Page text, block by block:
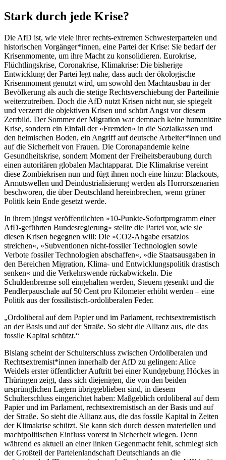
Stark durch jede Krise?
Die AfD ist, wie viele ihrer rechts-extremen Schwesterparteien und
historischen Vorgänger*innen, eine Partei der Krise: Sie bedarf der
Krisenmomente, um ihre Macht zu konsolidieren. Eurokrise,
Flüchtlingskrise, Coronakrise, Klimakrise: Die bisherige
Entwicklung der Partei legt nahe, dass auch der ökologische
Krisenmoment genutzt wird, um sowohl den Machtausbau in der
Bevölkerung als auch die stetige Rechtsverschiebung der Parteilinie
weiterzutreiben. Doch die AfD nutzt Krisen nicht nur, sie spiegelt
und verzerrt die objektiven Krisen und schürt Angst vor diesem
Zerrbild. Der Sommer der Migration war demnach keine humanitäre
Krise, sondern ein Einfall der »Fremden« in die Sozialkassen und
den heimischen Boden, ein Angriff auf deutsche Arbeiter*innen und
auf die Sicherheit von Frauen. Die Coronapandemie keine
Gesundheitskrise, sondern Moment der Freiheitsberaubung durch
einen autoritären globalen Machtapparat. Die Klimakrise vereint
diese Zombiekrisen nun und fügt ihnen noch eine hinzu: Blackouts,
Armutswellen und Deindustrialisierung werden als Horrorszenarien
beschworen, die über Deutschland hereinbrechen, wenn grüner
Politik kein Ende gesetzt werde.
In ihrem jüngst veröffentlichten »10-Punkte-Sofortprogramm einer
AfD-geführten Bundesregierung« stellte die Partei vor, wie sie
diesen Krisen begegnen will: Die »CO2-Abgabe ersatzlos
streichen«, »Subventionen nicht-fossiler Technologien sowie
Verbote fossiler Technologien abschaffen«, »die Staatsausgaben in
den Bereichen Migration, Klima- und Entwicklungspolitik drastisch
senken« und die Verkehrswende rückabwickeln. Die
Schuldenbremse soll eingehalten werden, Steuern gesenkt und die
Pendlerpauschale auf 50 Cent pro Kilometer erhöht werden – eine
Politik aus der fossilistisch-ordoliberalen Feder.
Ordoliberal auf dem Papier und im Parlament, rechtsextremistisch
an der Basis und auf der Straße. So sieht die Allianz aus, die das
fossile Kapital schützt.
Bislang scheint der Schulterschluss zwischen Ordoliberalen und
Rechtsextremist*innen innerhalb der AfD zu gelingen: Alice
Weidels erster öffentlicher Auftritt bei einer Kundgebung Höckes in
Thüringen zeigt, dass sich diejenigen, die von den beiden
ursprünglichen Lagern übriggeblieben sind, in diesem
Schulterschluss eingerichtet haben: Maßgeblich ordoliberal auf dem
Papier und im Parlament, rechtsextremistisch an der Basis und auf
der Straße. So sieht die Allianz aus, die das fossile Kapital in Zeiten
der Klimakrise schützt. Sie kann sich durch dessen materiellen und
machtpolitischen Einfluss vorerst in Sicherheit wiegen. Denn
während es aktuell an einer linken Gegenmacht fehlt, schmiegt sich
der Großteil der Parteienlandschaft Deutschlands an die